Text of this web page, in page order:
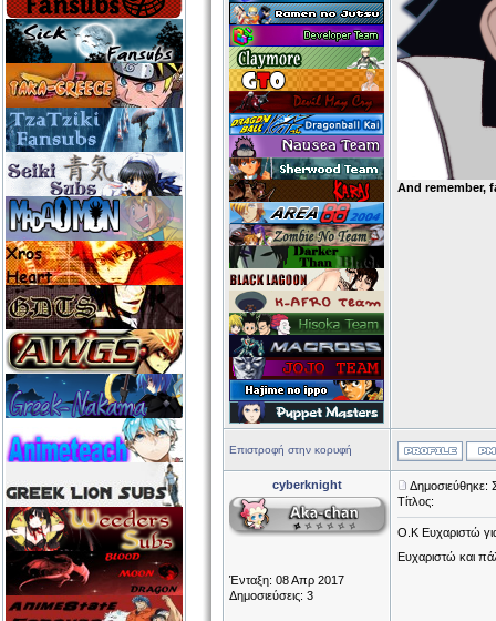
And remember,
Επιστροφή στην κορυφή
cyberknight
Ένταξη: 08 Απρ 2017
Δημοσιεύσεις: 3
Δημοσιεύθηκε:
Τίτλος:
Ο.Κ Ευχαριστώ
Ευχαριστώ και